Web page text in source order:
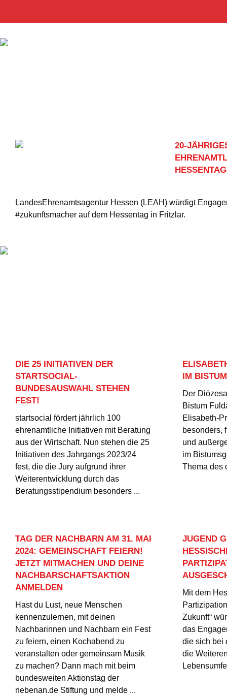
20-
HESSENTAG
LandesEhrenamtsagentur Hessen (LEAH) würdigt
#zukunftsmacher auf dem Hessentag in Fritzlar.
DIE 25 INITIATIVEN DER
STARTSOCIAL-
BUNDESAUSWAHL STEHEN
FEST!
startsocial fördert jährlich 100
ehrenamtliche Initiativen mit Beratung
aus der Wirtschaft. Nun stehen die 25
Initiativen des Jahrgangs 2023/24
fest, die die Jury aufgrund ihrer
Weiterentwicklung durch das
Beratungsstipendium besonders ...
IM
Der
Bistum
Elisabeth-
besonders,
und
im
Thema des
TAG DER NACHBARN AM 31. MAI
2024: GEMEINSCHAFT FEIERN!
JETZT MITMACHEN UND DEINE
NACHBARSCHAFTSAKTION
ANMELDEN
Hast du Lust, neue Menschen
kennenzulernen, mit deinen
Nachbarinnen und Nachbarn ein Fest
zu feiern, einen Kochabend zu
veranstalten oder gemeinsam Musik
zu machen? Dann mach mit beim
bundesweiten Aktionstag der
nebenan.de Stiftung und melde ...
JUGEND
Mit dem
Zukunft“
das
die sich bei
die